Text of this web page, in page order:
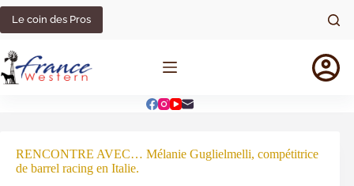
Le coin des Pros
RENCONTRE AVEC… Mélanie Guglielmelli, compétitrice
de barrel racing en Italie.